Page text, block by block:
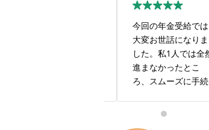
今回の年金受給では
大変お世話になりま
した。私1人では全然
進まなかったとこ
ろ、スムーズに手続
しております。また